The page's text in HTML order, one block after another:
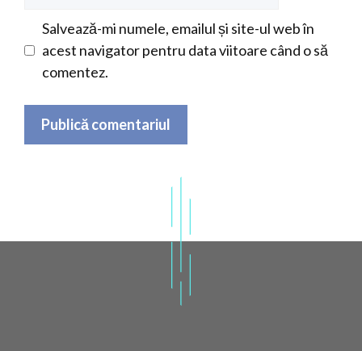
Salvează-mi numele, emailul și site-ul web în
acest navigator pentru data viitoare când o să
comentez.